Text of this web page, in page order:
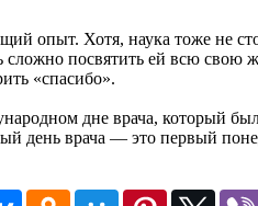
опыт. Хотя, наука тоже не
сложно посвятить ей всю
«спасибо».
дне врача, который
день врача — это первый